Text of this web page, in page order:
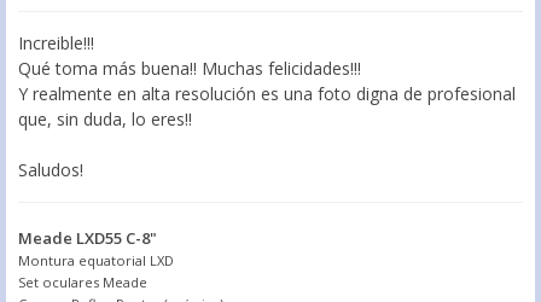
Increible!!!
Qué toma más buena!! Muchas felicidades!!!
Y realmente en alta resolución es una foto digna de profesional
que, sin duda, lo eres!!
Saludos!
Meade LXD55 C-8"
Montura equatorial LXD
Set oculares Meade